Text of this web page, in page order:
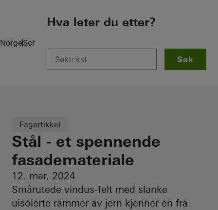
Hva leter du etter?
Søk
NorgeSchüco Knowledge
Fagartikkel
Stål - et spennende
fasademateriale
12. mar. 2024
Smårutede vindus-felt med slanke
uisolerte rammer av jern kjenner en fra